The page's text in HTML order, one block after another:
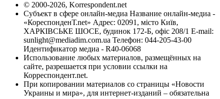
© 2000-2026, Korrespondent.net
Субъект в сфере онлайн-медиа Название онлайн-медиа -
«КореспонденТ.net» Адрес: 02091, місто Київ,
ХАРКІВСЬКЕ ШОСЕ, будинок 172-Б, офіс 208/1 E-mail:
sunlight@mediadim.com.ua Телефон: 044-205-43-00
Идентификатор медиа - R40-06068
Использование любых материалов, размещённых на
сайте, разрешается при условии ссылки на
Корреспондент.net.
При копировании материалов со страницы «Новости
Украины и мира», для интернет-изданий – обязательна